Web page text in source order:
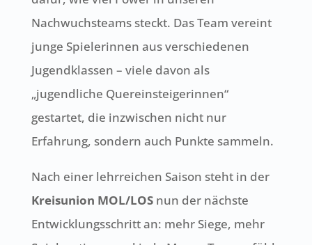
Nachwuchsteams steckt. Das Team vereint
junge Spielerinnen aus verschiedenen
Jugendklassen – viele davon als
„jugendliche Quereinsteigerinnen“
gestartet, die inzwischen nicht nur
Erfahrung, sondern auch Punkte sammeln.
Nach einer lehrreichen Saison steht in der
Kreisunion MOL/LOSnun der nächste
Entwicklungsschritt an: mehr Siege, mehr